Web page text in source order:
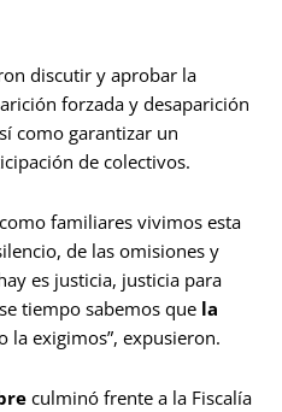
discutir y aprobar la
forzada y desaparición
como garantizar un
de colectivos.
familiares vivimos esta
de las omisiones y
es justicia, justicia para
tiempo sabemos que la
la exigimos”, expusieron.
culminó frente a la Fiscalía